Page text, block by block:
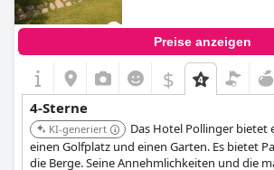
Preise anzeigen
$
4-Sterne
KI-generiert
Das Hotel Pollinger bietet
einen Golfplatz und einen Garten. Es bietet
die Berge. Seine Annehmlichkeiten und die